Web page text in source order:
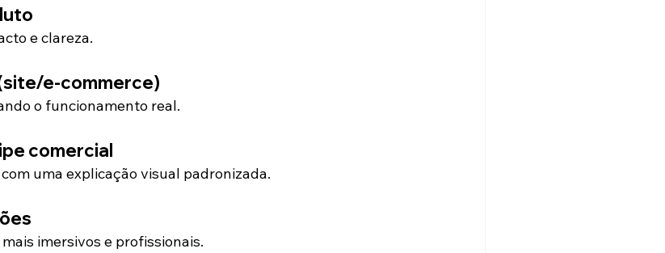
e clareza.
e-commerce)
o funcionamento real.
comercial
uma explicação visual padronizada.
imersivos e profissionais.